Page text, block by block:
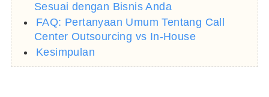
Sesuai dengan Bisnis Anda
FAQ: Pertanyaan Umum Tentang Call
Center Outsourcing vs In-House
Kesimpulan